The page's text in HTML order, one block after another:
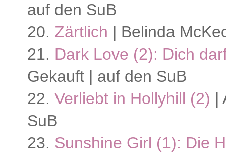
auf den SuB
20. Zärtlich | Belinda
21. Dark Love (2): Dich
Gekauft | auf den SuB
22. Verliebt in Hollyhill (2) |
SuB
23. Sunshine Girl (1): Die